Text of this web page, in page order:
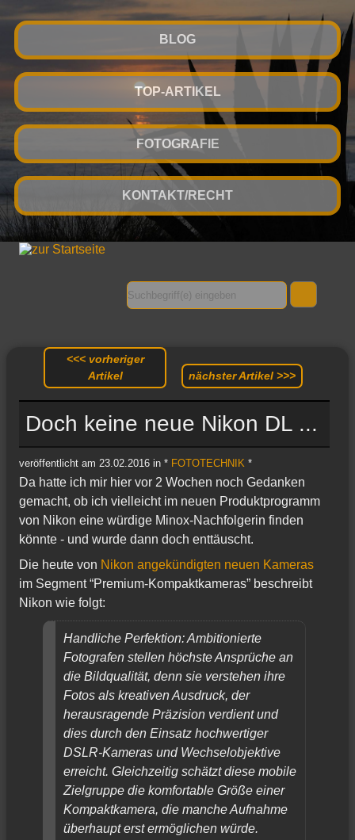
BLOG
TOP-ARTIKEL
FOTOGRAFIE
KONTAKT/RECHT
<<< vorheriger
Artikel
nächster Artikel >>>
Doch keine neue Nikon DL ...
veröffentlicht am 23.02.2016 in * FOTOTECHNIK *
Da hatte ich mir hier vor 2 Wochen noch Gedanken
gemacht, ob ich vielleicht im neuen Produktprogramm
von Nikon eine würdige Minox-Nachfolgerin finden
könnte - und wurde dann doch enttäuscht.
Die heute von Nikon angekündigten neuen Kameras
im Segment “Premium-Kompaktkameras” beschreibt
Nikon wie folgt:
Handliche Perfektion: Ambitionierte
Fotografen stellen höchste Ansprüche an
die Bildqualität, denn sie verstehen ihre
Fotos als kreativen Ausdruck, der
herausragende Präzision verdient und
dies durch den Einsatz hochwertiger
DSLR-Kameras und Wechselobjektive
erreicht. Gleichzeitig schätzt diese mobile
Zielgruppe die komfortable Größe einer
Kompaktkamera, die manche Aufnahme
überhaupt erst ermöglichen würde.